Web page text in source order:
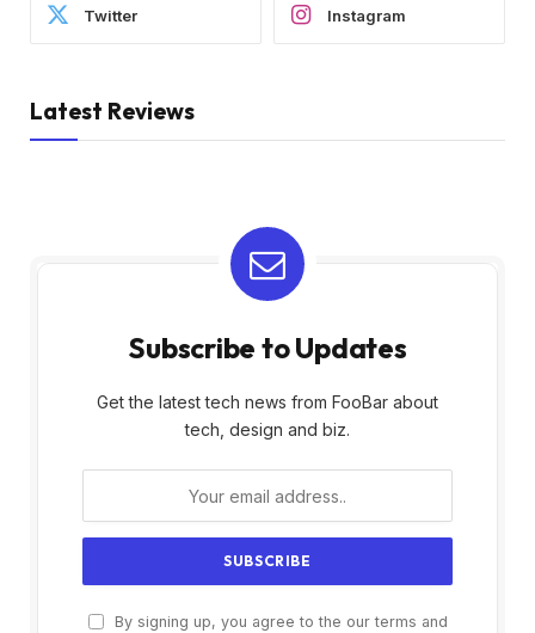
Twitter Instagram
Latest Reviews
Subscribe to Updates
Get the latest tech news from FooBar about
tech, design and biz.
By signing up, you agree to the our terms and